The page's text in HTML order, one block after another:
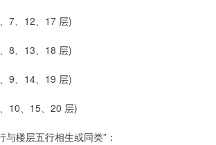
7、12、17 层)
8、13、18 层)
9、14、19 层)
10、15、20 层)
与楼层五行相生或同类”：